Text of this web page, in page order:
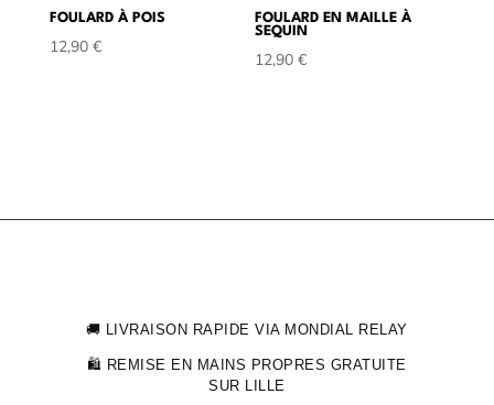
FOULARD À POIS
12,90 €
FOULARD EN MAILLE À
SEQUIN
12,90€
🚚 LIVRAISON RAPIDE VIA MONDIAL RELAY
🛍 REMISE EN MAINS PROPRES GRATUITE
SUR LILLE